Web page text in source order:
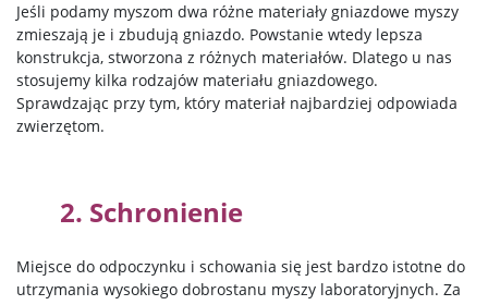
Jeśli podamy myszom dwa różne materiały gniazdowe myszy
zmieszają je i zbudują gniazdo. Powstanie wtedy lepsza
konstrukcja, stworzona z różnych materiałów. Dlatego u nas
stosujemy kilka rodzajów materiału gniazdowego.
Sprawdzając przy tym, który materiał najbardziej odpowiada
zwierzętom.
2. Schronienie
Miejsce do odpoczynku i schowania się jest bardzo istotne do
utrzymania wysokiego dobrostanu myszy laboratoryjnych. Za